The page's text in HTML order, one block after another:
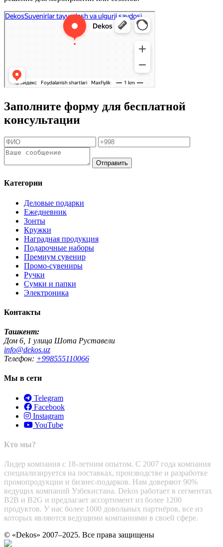
Заполните форму для бесплатной
консультации
Отправить
Категории
Деловые подарки
Ежедневник
Зонты
Кружки
Наградная продукция
Подарочные наборы
Премиум сувенир
Промо-сувениры
Ручки
Сумки и папки
Электроника
Контакты
Ташкент:
Дом 6, 1 улица Шота Руставели
info@dekos.uz
Телефон: +998555110066
Мы в сети
Telegram
Facebook
Instagram
YouTube
Кто мы?
Лидер компания с 18-летним опытом. С 2007 года компания
специализируется на поставках, производстве и разработке
промопродукции и бизнес-подарков. Нам доверяют 90%
ведущих компаний Узбекистана. Dekos работает в сегментах
B2B и B2G и предлагает ассортимент из более 1200
продуктов. У нас более 1000 довольных партнёров, все из
которых являются ведущими компаниями в своей сфере.
© «Dekos» 2007–2025. Все права защищены